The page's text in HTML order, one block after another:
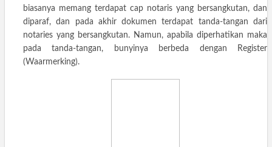
biasanya memang terdapat cap notaris yang bersangkutan, dan
diparaf, dan pada akhir dokumen terdapat tanda-tangan dari
notaries yang bersangkutan. Namun, apabila diperhatikan maka
pada tanda-tangan, bunyinya berbeda dengan Register
(Waarmerking).